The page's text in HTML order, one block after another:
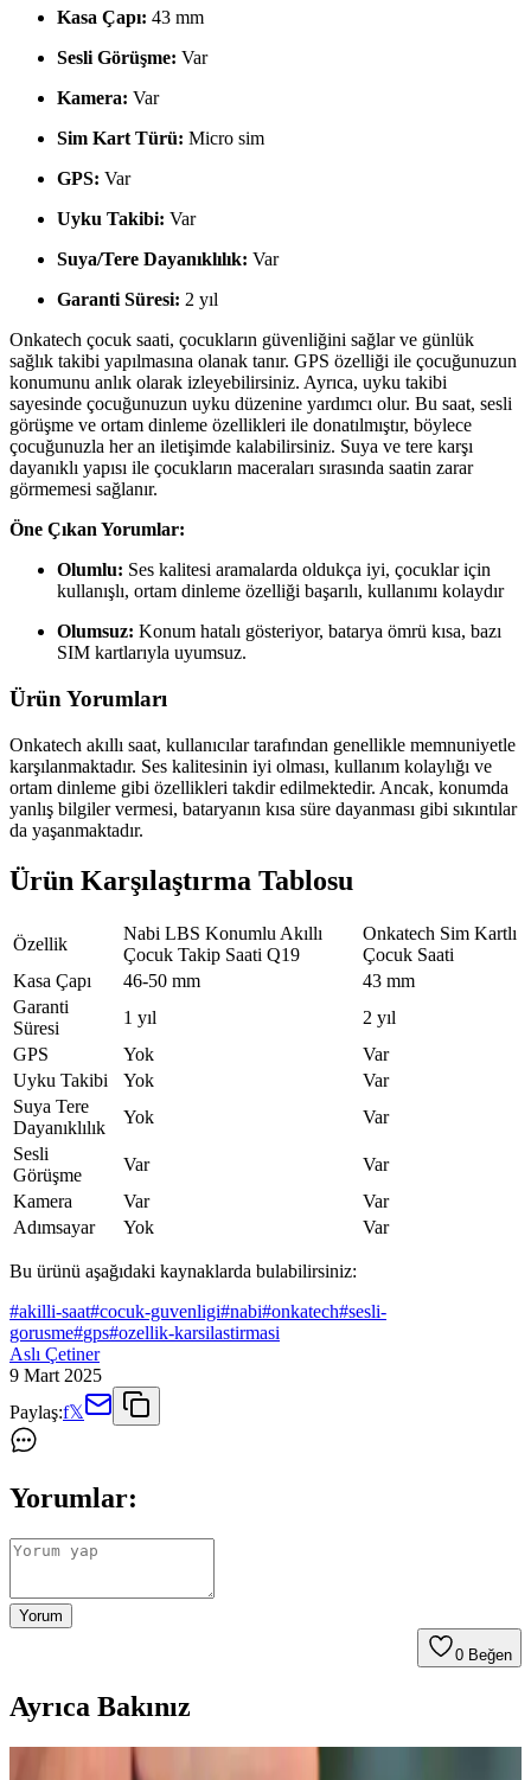
Kasa Çapı: 43 mm
Sesli Görüşme: Var
Kamera: Var
Sim Kart Türü: Micro sim
GPS: Var
Uyku Takibi: Var
Suya/Tere Dayanıklılık: Var
Garanti Süresi: 2 yıl
Onkatech çocuk saati, çocukların güvenliğini sağlar ve günlük
sağlık takibi yapılmasına olanak tanır. GPS özelliği ile çocuğunuzun
konumunu anlık olarak izleyebilirsiniz. Ayrıca, uyku takibi
sayesinde çocuğunuzun uyku düzenine yardımcı olur. Bu saat, sesli
görüşme ve ortam dinleme özellikleri ile donatılmıştır, böylece
çocuğunuzla her an iletişimde kalabilirsiniz. Suya ve tere karşı
dayanıklı yapısı ile çocukların maceraları sırasında saatin zarar
görmemesi sağlanır.
Öne Çıkan Yorumlar:
Olumlu: Ses kalitesi aramalarda oldukça iyi, çocuklar için
kullanışlı, ortam dinleme özelliği başarılı, kullanımı kolaydır
Olumsuz: Konum hatalı gösteriyor, batarya ömrü kısa, bazı
SIM kartlarıyla uyumsuz.
Ürün Yorumları
Onkatech akıllı saat, kullanıcılar tarafından genellikle memnuniyetle
karşılanmaktadır. Ses kalitesinin iyi olması, kullanım kolaylığı ve
ortam dinleme gibi özellikleri takdir edilmektedir. Ancak, konumda
yanlış bilgiler vermesi, bataryanın kısa süre dayanması gibi sıkıntılar
da yaşanmaktadır.
Ürün Karşılaştırma Tablosu
Özellik
Nabi LBS Konumlu Akıllı
Çocuk Takip Saati Q19
Onkatech Sim Kartlı
Çocuk Saati
Kasa Çapı
46-50 mm
43 mm
Garanti
Süresi
1 yıl
2 yıl
GPS
Yok
Var
Uyku Takibi
Yok
Var
Suya Tere
Dayanıklılık
Yok
Var
Sesli
Görüşme
Var
Var
Kamera
Var
Var
Adımsayar
Yok Var
Bu ürünü aşağıdaki kaynaklarda bulabilirsiniz:
#akilli-saat#cocuk-guvenligi#nabi#onkatech#sesli-
gorusme#gps#ozellik-karsilastirmasi
Aslı Çetiner
9 Mart 2025
Paylaş:f𝕏
Yorumlar:
Yorum
0 Beğen
Ayrıca Bakınız